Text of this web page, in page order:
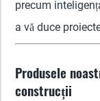
precum
a vă duce
Produsele
construcții